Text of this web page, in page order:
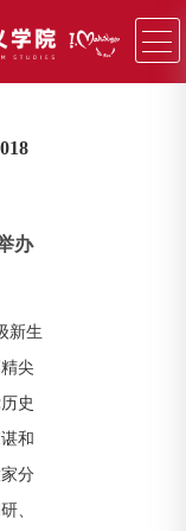
办
新生
尖
史
和
分
、